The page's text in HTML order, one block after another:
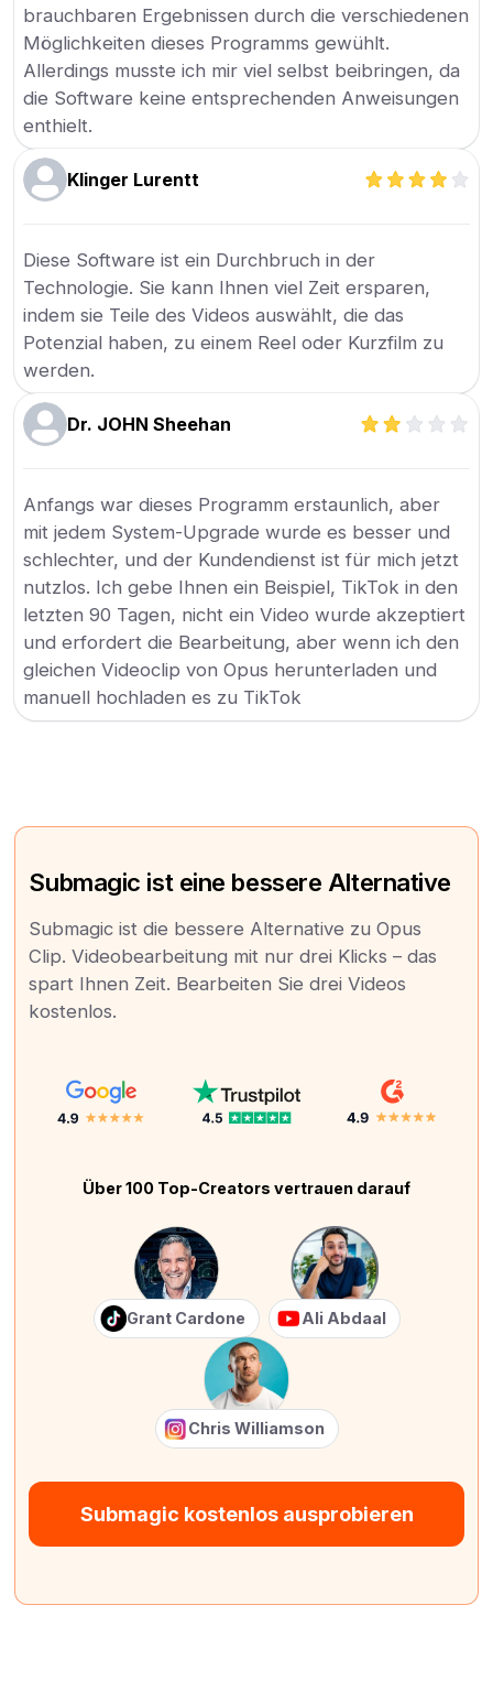
brauchbaren Ergebnissen durch die verschiedenen
Möglichkeiten dieses Programms gewühlt.
Allerdings musste ich mir viel selbst beibringen, da
die Software keine entsprechenden Anweisungen
enthielt.
Klinger Lurentt
Diese Software ist ein Durchbruch in der
Technologie. Sie kann Ihnen viel Zeit ersparen,
indem sie Teile des Videos auswählt, die das
Potenzial haben, zu einem Reel oder Kurzfilm zu
werden.
Dr. JOHN Sheehan
Anfangs war dieses Programm erstaunlich, aber
mit jedem System-Upgrade wurde es besser und
schlechter, und der Kundendienst ist für mich jetzt
nutzlos. Ich gebe Ihnen ein Beispiel, TikTok in den
letzten 90 Tagen, nicht ein Video wurde akzeptiert
und erfordert die Bearbeitung, aber wenn ich den
gleichen Videoclip von Opus herunterladen und
manuell hochladen es zu TikTok
Submagic ist eine bessere Alternative
Submagic ist die bessere Alternative zu Opus
Clip. Videobearbeitung mit nur drei Klicks – das
spart Ihnen Zeit. Bearbeiten Sie drei Videos
kostenlos.
Über 100 Top-Creators vertrauen darauf
Grant Cardone Ali Abdaal
Chris Williamson
Submagic kostenlos ausprobieren